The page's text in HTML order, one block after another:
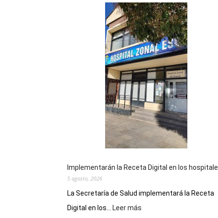
Implementarán la Receta Digital en los
5 agosto, 2026
La Secretaría de Salud implementará la Receta
Digital en los...
Leer más